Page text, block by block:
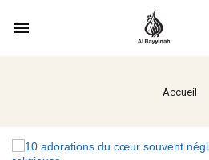
menu
Accueil